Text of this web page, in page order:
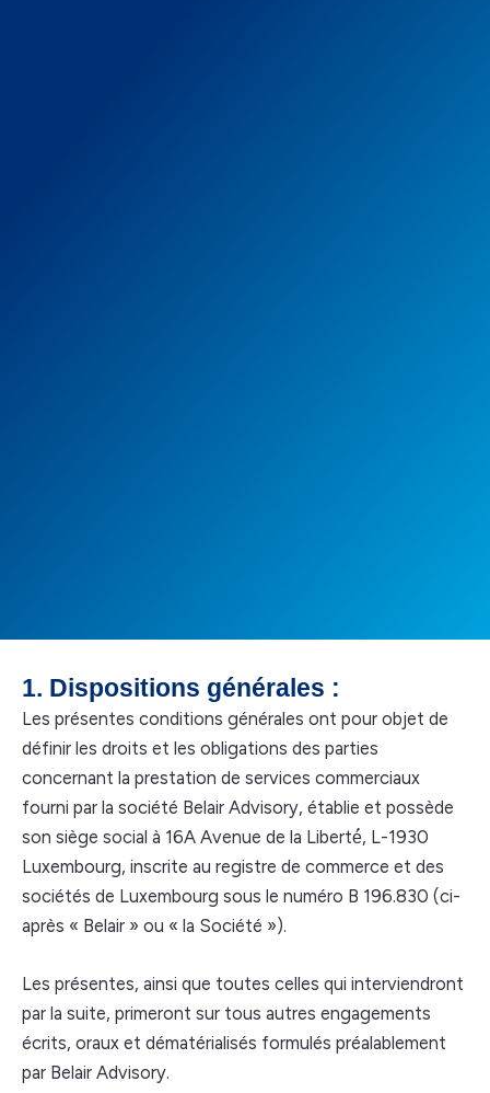
1. Dispositions générales :
Les présentes conditions générales ont pour objet de
définir les droits et les obligations des parties
concernant la prestation de services commerciaux
fourni par la société Belair Advisory, établie et possède
son siège social à 16A Avenue de la Liberté́, L-1930
Luxembourg, inscrite au registre de commerce et des
sociétés de Luxembourg sous le numéro B 196.830 (ci-
après « Belair » ou « la Société »).
Les présentes, ainsi que toutes celles qui interviendront
par la suite, primeront sur tous autres engagements
écrits, oraux et dématérialisés formulés préalablement
par Belair Advisory.